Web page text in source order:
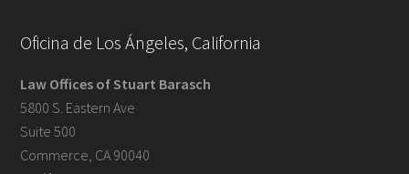
Oficina de Los Ángeles, California
Law Offices of Stuart Barasch
5800 S. Eastern Ave
Suite 500
Commerce, CA 90040